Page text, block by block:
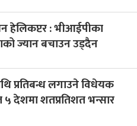
हेलिकप्टर : भीआईपीका
ज्यान बचाउन उड्दैन
प्रतिबन्ध लगाउने विधेयक
५ देशमा शतप्रतिशत भन्सार